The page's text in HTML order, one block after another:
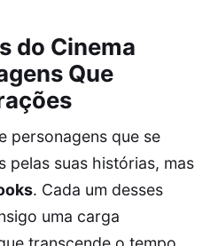
do Cinema
Que
personagens que se
pelas suas histórias, mas
. Cada um desses
uma carga